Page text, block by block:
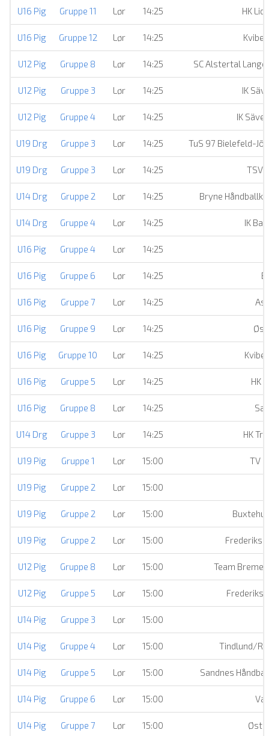
U16 Pig Gruppe 11 Lør 14:25 HK
U16 Pig Gruppe 12 Lør 14:25
U12 Pig Gruppe 8 Lør 14:25 SC Alstertal
U12 Pig Gruppe 3 Lør 14:25 IK
U12 Pig Gruppe 4 Lør 14:25 IK
U19 Drg Gruppe 3 Lør 14:25 TuS 97 Bielefeld-
U19 Drg Gruppe 3 Lør 14:25 TSV
U14 Drg Gruppe 2 Lør 14:25 Bryne
U14 Drg Gruppe 4 Lør 14:25 IK
U16 Pig Gruppe 4 Lør 14:25
U16 Pig Gruppe 6 Lør 14:25
U16 Pig Gruppe 7 Lør 14:25
U16 Pig Gruppe 9 Lør 14:25
U16 Pig Gruppe 10 Lør 14:25
U16 Pig Gruppe 5 Lør 14:25 HK
U16 Pig Gruppe 8 Lør 14:25
U14 Drg Gruppe 3 Lør 14:25 HK
U19 Pig Gruppe 1 Lør 15:00 TV
U19 Pig Gruppe 2 Lør 15:00
U19 Pig Gruppe 2 Lør 15:00
U19 Pig Gruppe 2 Lør 15:00
U12 Pig Gruppe 8 Lør 15:00 Team
U12 Pig Gruppe 5 Lør 15:00
U14 Pig Gruppe 3 Lør 15:00
U14 Pig Gruppe 4 Lør 15:00 Tindlund/
U14 Pig Gruppe 5 Lør 15:00 Sandnes
U14 Pig Gruppe 6 Lør 15:00
U14 Pig Gruppe 7 Lør 15:00